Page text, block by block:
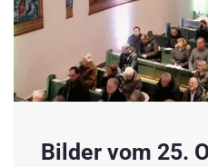
Bilder vom 25.